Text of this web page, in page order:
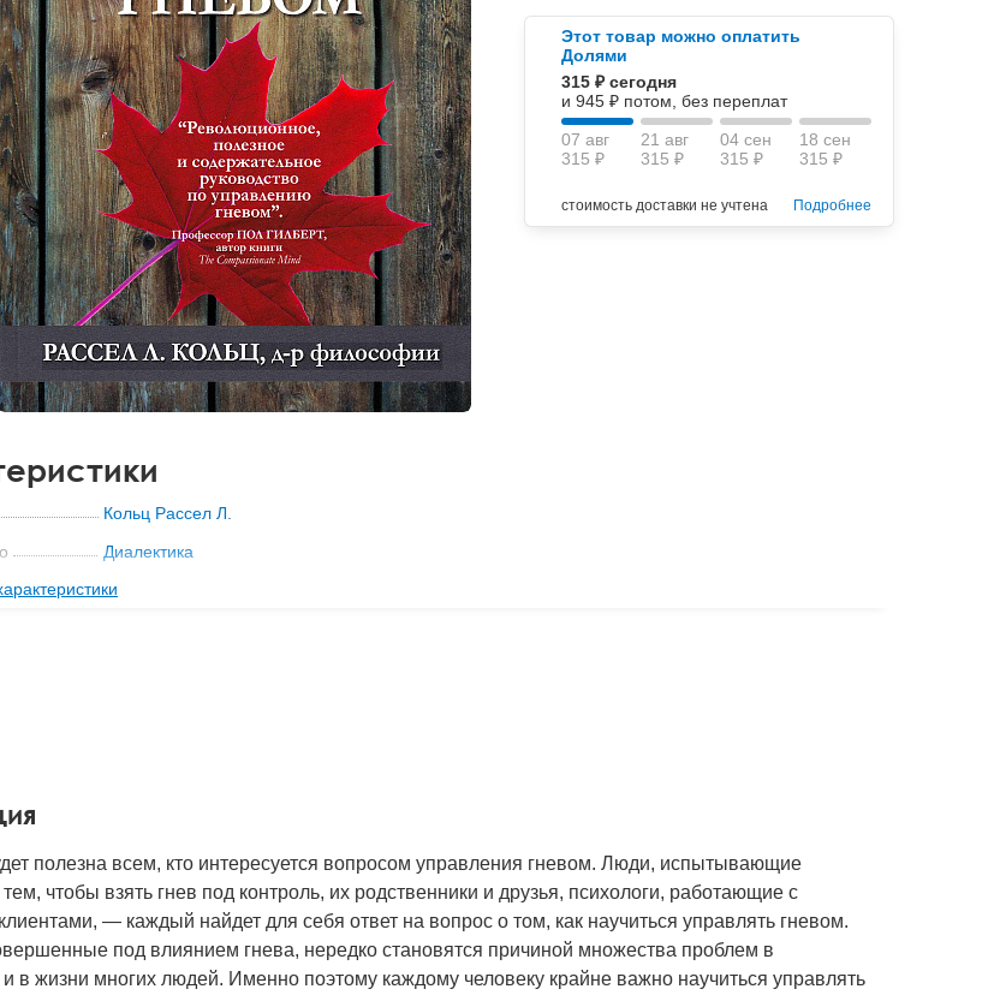
Этот товар можно оплатить
Долями
315 ₽ сегодня
и 945 ₽ потом, без переплат
07 авг
315 ₽
21 авг
315 ₽
04 сен
315 ₽
18 сен
315 ₽
стоимость доставки не учтена Подробнее
Кольц Рассел Л.
Диалектика
235x164x17 мм
полезна всем, кто интересуется вопросом управления гневом. Люди, испытывающие
чтобы взять гнев под контроль, их родственники и друзья, психологи, работающие с
— каждый найдет для себя ответ на вопрос о том, как научиться управлять гневом.
под влиянием гнева, нередко становятся причиной множества проблем в
в жизни многих людей. Именно поэтому каждому человеку крайне важно научиться управлять